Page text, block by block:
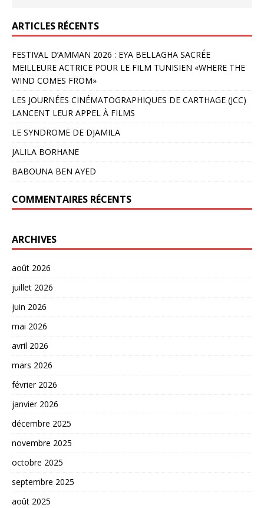
ARTICLES RÉCENTS
FESTIVAL D’AMMAN 2026 : EYA BELLAGHA SACRÉE
MEILLEURE ACTRICE POUR LE FILM TUNISIEN «WHERE THE
WIND COMES FROM»
LES JOURNÉES CINÉMATOGRAPHIQUES DE CARTHAGE (JCC)
LANCENT LEUR APPEL À FILMS
LE SYNDROME DE DJAMILA
JALILA BORHANE
BABOUNA BEN AYED
COMMENTAIRES RÉCENTS
ARCHIVES
août 2026
juillet 2026
juin 2026
mai 2026
avril 2026
mars 2026
février 2026
janvier 2026
décembre 2025
novembre 2025
octobre 2025
septembre 2025
août 2025